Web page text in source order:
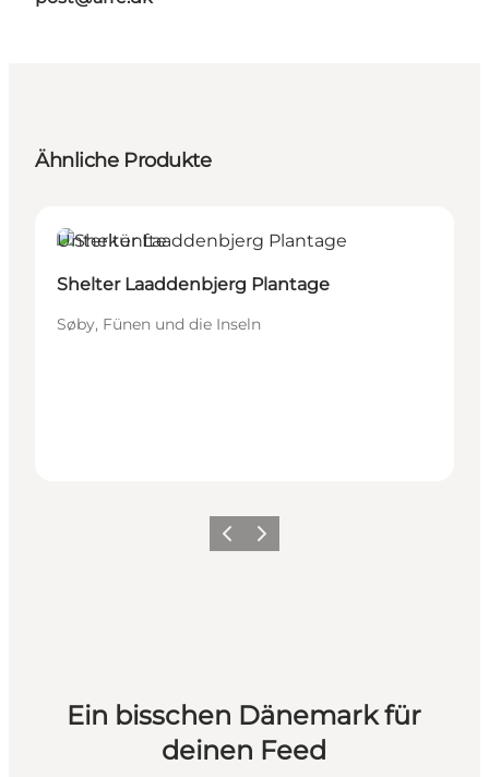
Ähnliche Produkte
Unterkünfte
Shelter Laaddenbjerg Plantage
Søby, Fünen und die Inseln
ZurückWeiter
Ein bisschen Dänemark für
deinen Feed